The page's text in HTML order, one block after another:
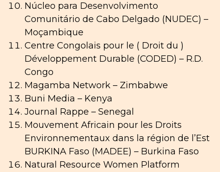
Núcleo para Desenvolvimento
Comunitário de Cabo Delgado (NUDEC) –
Moçambique
Centre Congolais pour le ( Droit du )
Développement Durable (CODED) – R.D.
Congo
Magamba Network – Zimbabwe
Buni Media – Kenya
Journal Rappe – Senegal
Mouvement Africain pour les Droits
Environnementaux dans la région de l’Est
BURKINA Faso (MADEE) – Burkina Faso
Natural Resource Women Platform